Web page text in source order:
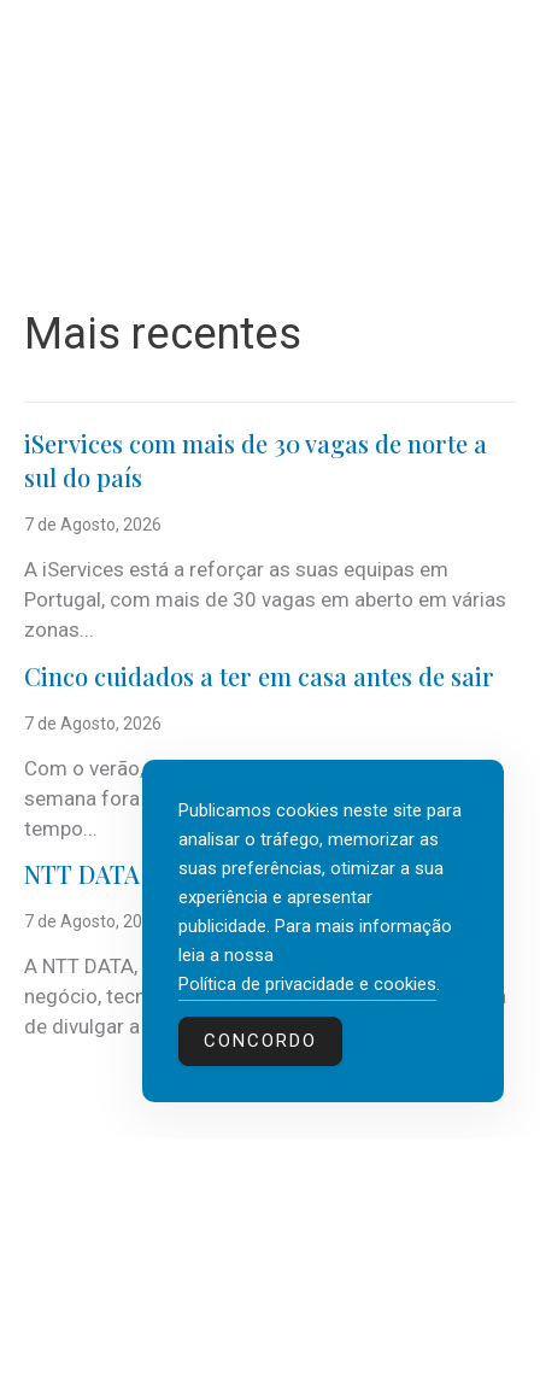
Mais recentes
iServices com mais de 30 vagas de norte a
sul do país
7 de Agosto, 2026
A iServices está a reforçar as suas equipas em
Portugal, com mais de 30 vagas em aberto em várias
zonas...
Cinco cuidados a ter em casa antes de sair
7 de Agosto, 2026
Com o verão, chegam também as férias, os fins-de-
semana fora e os dias em que a casa fica mais
tempo...
NTT DATA Insurtech Global Outlook 2026
7 de Agosto, 2026
A NTT DATA, consultora global em serviços de
negócio, tecnologia e inteligência artificial (IA), acaba
de divulgar a mais recente...
Publicamos cookies neste site para
analisar o tráfego, memorizar as
suas preferências, otimizar a sua
experiência e apresentar
publicidade. Para mais informação
leia a nossa
Política de privacidade e cookies.
CONCORDO